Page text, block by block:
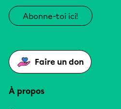
Abonne-toi ici!
Faire un don
À propos